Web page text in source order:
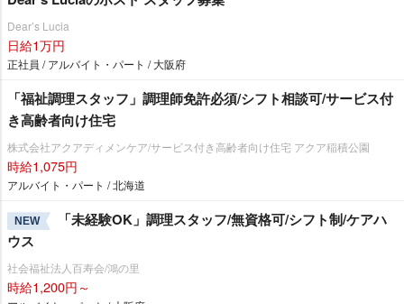
Dear’s Lucia
日給1万円
正社員 / アルバイト・パート / 大阪府
「福祉調理スタッフ」調理師免許必須/シフト相談可/サービス付
き高齢者向け住宅
株式会社アクアディメンケア/サービス付き高齢者向け住宅 アクア稲積公園
時給1,075円
アルバイト・パート / 北海道
NEW
「未経験OK」調理スタッフ/無資格可/シフト制/ケアハ
ウス
社会福祉法人百寿会/鴻の里
時給1,200円～